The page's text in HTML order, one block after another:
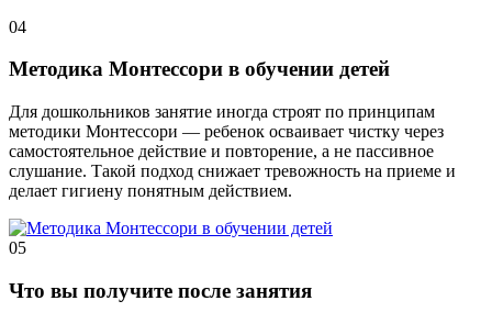
04
Методика Монтессори в обучении детей
Для дошкольников занятие иногда строят по принципам
методики Монтессори — ребенок осваивает чистку через
самостоятельное действие и повторение, а не пассивное
слушание. Такой подход снижает тревожность на приеме и
делает гигиену понятным действием.
05
Что вы получите после занятия